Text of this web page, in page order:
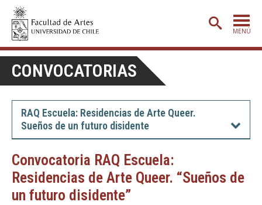
MENÚ
PORTADA
ADMISIÓN
ETAPA BÁSICA
CARRERAS
POSTGRADO
EXTENSIÓN
CREACIÓNE INVESTIGACIÓN
CONVOCATORIAS
RAQ Escuela: Residencias de Arte Queer.
Sueños de un futuro disidente
Convocatoria RAQ Escuela:
Residencias de Arte Queer. “Sueños de
un futuro disidente”